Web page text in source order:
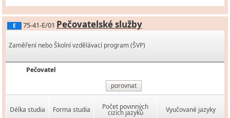
E 75-41-E/01 Pečovatelské služby
Zaměření nebo Školní vzdělávací program (ŠVP)
Pečovatel
porovnat
Délka studia Forma studia Počet povinných
cizích jazyků Vyučované jazyky